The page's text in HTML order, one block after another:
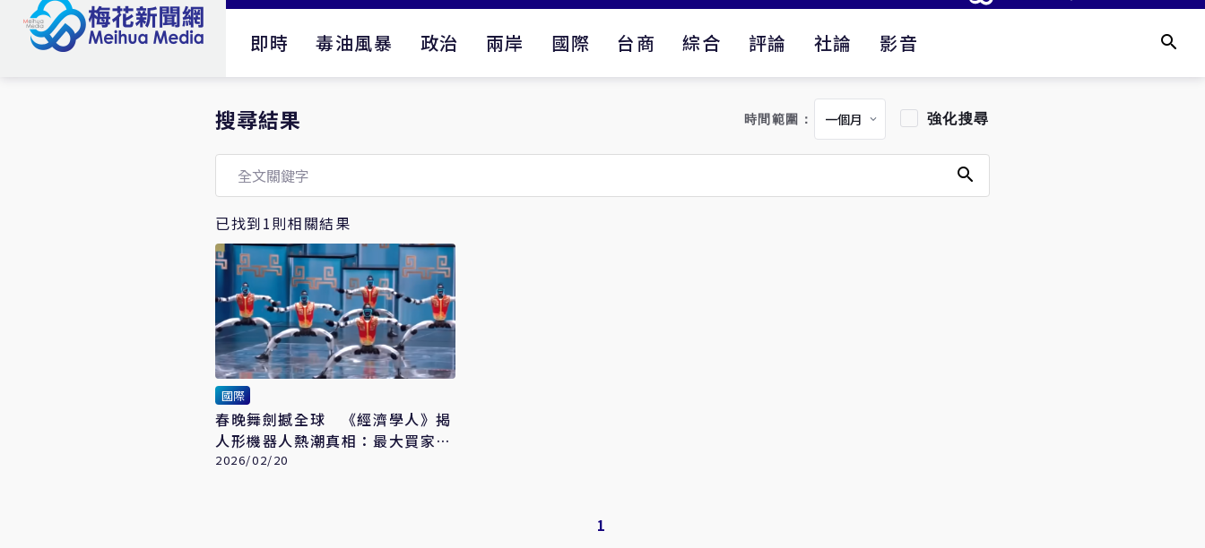
即時 毒油風暴 政治 兩岸 國際 台商 綜合 評論 社論 影音
搜尋結果 時間範圍： 強化搜尋
已找到1則相關結果
國際
春晚舞劍撼全球 《經濟學人》揭
人形機器人熱潮真相：最大買家竟
是他
2026/02/20
1